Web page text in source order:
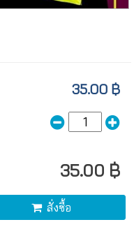
35.00 ฿
35.00 ฿
สั่งซื้อ